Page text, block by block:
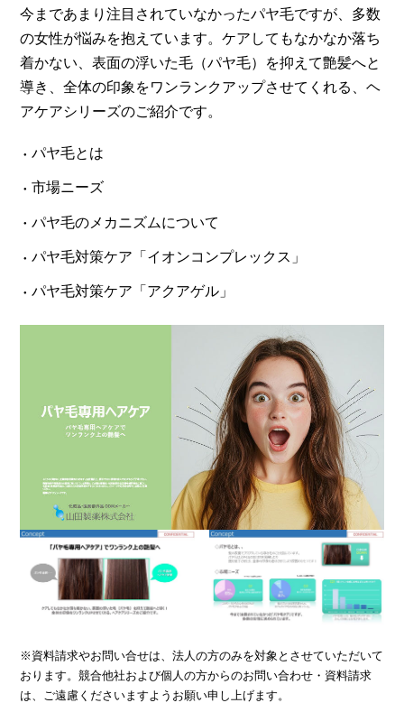
今まであまり注目されていなかったパヤ毛ですが、多数
の女性が悩みを抱えています。ケアしてもなかなか落ち
着かない、表面の浮いた毛（パヤ毛）を抑えて艶髪へと
導き、全体の印象をワンランクアップさせてくれる、ヘ
アケアシリーズのご紹介です。
パヤ毛とは
市場ニーズ
パヤ毛のメカニズムについて
パヤ毛対策ケア「イオンコンプレックス」
パヤ毛対策ケア「アクアゲル」
※資料請求やお問い合せは、法人の方のみを対象とさせていただいて
おります。競合他社および個人の方からのお問い合わせ・資料請求
は、ご遠慮くださいますようお願い申し上げます。